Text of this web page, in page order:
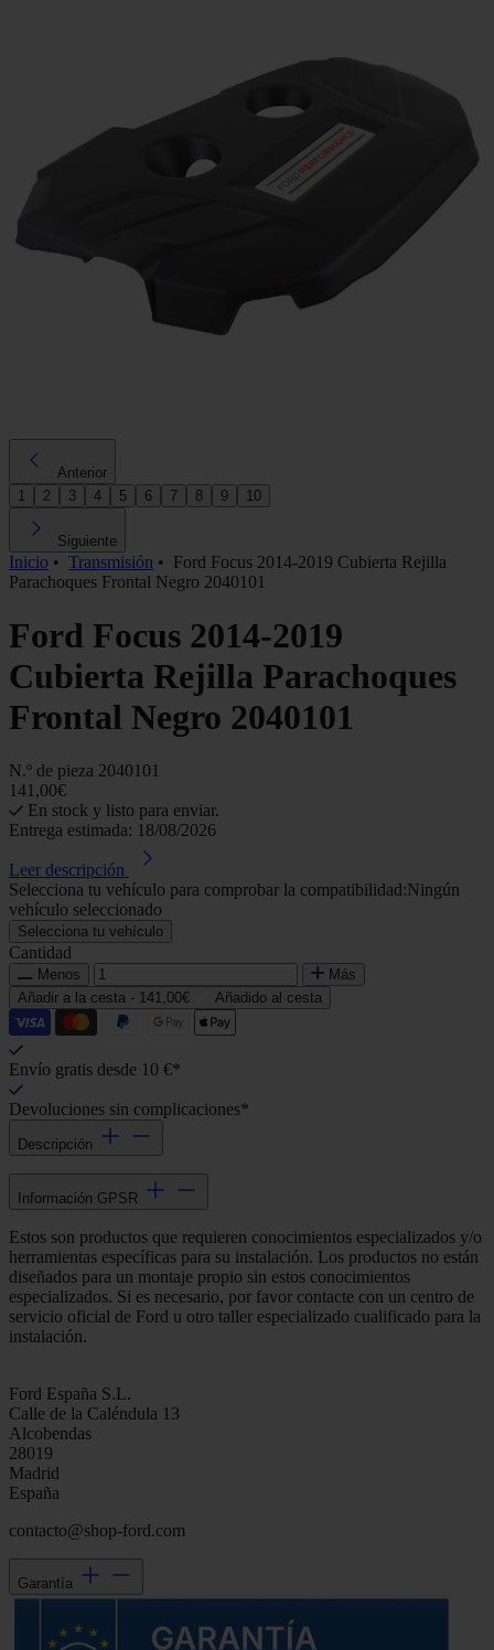
Anterior
1
2 3 4 5 6 7 8 9 10
Siguiente
Inicio • Transmisión • Ford Focus 2014-2019 Cubierta Rejilla
Parachoques Frontal Negro 2040101
Ford Focus 2014-2019
Cubierta Rejilla Parachoques
Frontal Negro 2040101
N.º de pieza 2040101
141,00€
En stock y listo para enviar.
Entrega estimada: 18/08/2026
Leer descripción
Selecciona tu vehículo para comprobar la compatibilidad:Ningún
vehículo seleccionado
Selecciona tu vehículo
Cantidad
Menos
Más
Añadir a la cesta - 141,00€ Añadido al cesta
Envío gratis desde 10 €*
Devoluciones sin complicaciones*
Descripción
Información GPSR
Estos son productos que requieren conocimientos especializados y/o
herramientas específicas para su instalación. Los productos no están
diseñados para un montaje propio sin estos conocimientos
especializados. Si es necesario, por favor contacte con un centro de
servicio oficial de Ford u otro taller especializado cualificado para la
instalación.
Ford España S.L.
Calle de la Caléndula 13
Alcobendas
28019
Madrid
España
contacto@shop-ford.com
Garantía